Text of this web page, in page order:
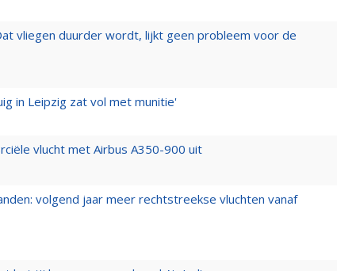
vliegen duurder wordt, lijkt geen probleem voor de
in Leipzig zat vol met munitie'
vlucht met Airbus A350-900 uit
volgend jaar meer rechtstreekse vluchten vanaf